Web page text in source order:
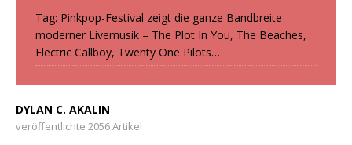
Tag: Pinkpop-Festival zeigt die ganze Bandbreite
moderner Livemusik – The Plot In You, The Beaches,
Electric Callboy, Twenty One Pilots…
DYLAN C. AKALIN
veröffentlichte 2056 Artikel